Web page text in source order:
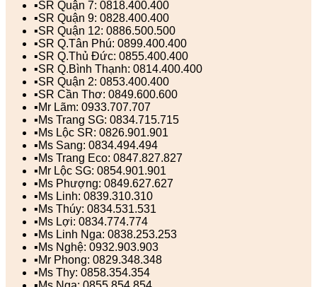
▪️SR Quận 7: 0818.400.400
▪️SR Quận 9: 0828.400.400
▪️SR Quận 12: 0886.500.500
▪️SR Q.Tân Phú: 0899.400.400
▪️SR Q.Thủ Đức: 0855.400.400
▪️SR Q.Bình Thạnh: 0814.400.400
▪️SR Quận 2: 0853.400.400
▪️SR Cần Thơ: 0849.600.600
▪️Mr Lãm: 0933.707.707
▪️Ms Trang SG: 0834.715.715
▪️Ms Lộc SR: 0826.901.901
▪️Ms Sang: 0834.494.494
▪️Ms Trang Eco: 0847.827.827
▪️Mr Lộc SG: 0854.901.901
▪️Ms Phượng: 0849.627.627
▪️Ms Linh: 0839.310.310
▪️Ms Thúy: 0834.531.531
▪️Ms Lợi: 0834.774.774
▪️Ms Linh Nga: 0838.253.253
▪️Ms Nghệ: 0932.903.903
▪️Mr Phong: 0829.348.348
▪️Ms Thy: 0858.354.354